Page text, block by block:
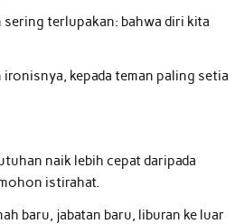
sering terlupakan: bahwa diri kita
kepada teman paling setia
naik lebih cepat daripada
istirahat.
baru, jabatan baru, liburan ke luar